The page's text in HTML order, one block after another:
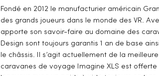
Fondé en 2012 le manufacturier américain
des grands joueurs dans le monde des VR.
apporte son savoir-faire au domaine des
Design sont toujours garantis 1 an de base
le châssis. Il s’agit actuellement de la
caravanes de voyage Imagine XLS est